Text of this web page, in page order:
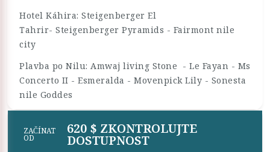
Hotel Káhira: Steigenberger El
Tahrir- Steigenberger Pyramids - Fairmont nile
city
Plavba po Nilu: Amwaj living Stone - Le Fayan - Ms
Concerto II - Esmeralda - Movenpick Lily - Sonesta
nile Goddes
ZAČÍNAT
OD
620 $ ZKONTROLUJTE
DOSTUPNOST